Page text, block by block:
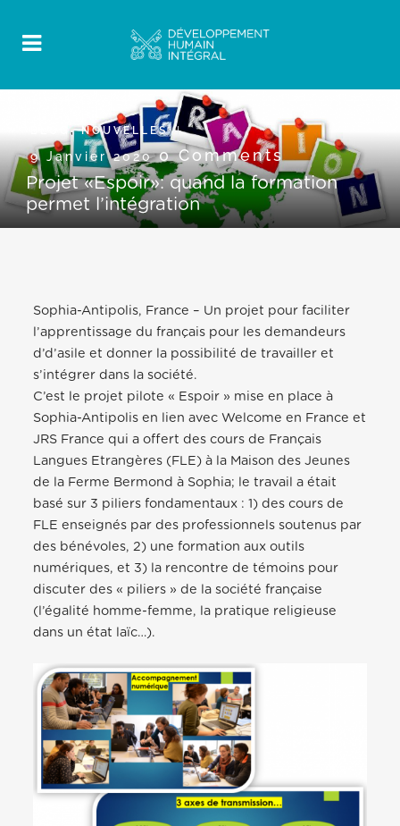
BLOG,NOUVELLES
9 Janvier 20200 Comments
Projet «Espoir»: quand la formation
permet l’intégration
Sophia-Antipolis, France – Un projet pour faciliter
l’apprentissage du français pour les demandeurs
d’d’asile et donner la possibilité de travailler et
s’intégrer dans la société.
C’est le projet pilote « Espoir » mise en place à
Sophia-Antipolis en lien avec Welcome en France et
JRS France qui a offert des cours de Français
Langues Etrangères (FLE) à la Maison des Jeunes
de la Ferme Bermond à Sophia; le travail a était
basé sur 3 piliers fondamentaux : 1) des cours de
FLE enseignés par des professionnels soutenus par
des bénévoles, 2) une formation aux outils
numériques, et 3) la rencontre de témoins pour
discuter des « piliers » de la société française
(l’égalité homme-femme, la pratique religieuse
dans un état laïc…).